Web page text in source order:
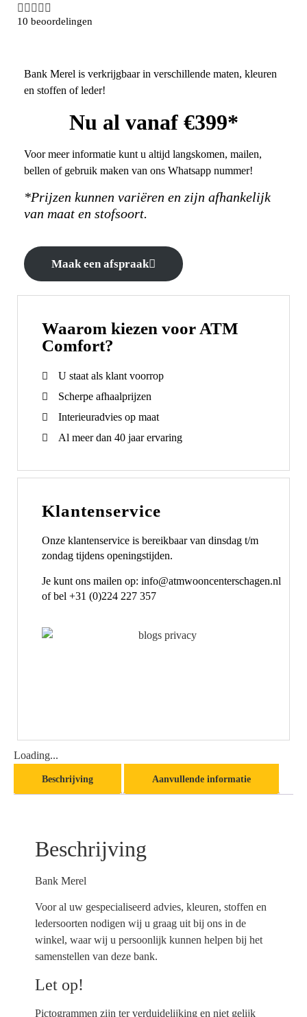
    
10 beoordelingen
Bank Merel is verkrijgbaar in verschillende maten, kleuren
en stoffen of leder!
Nu al vanaf €399*
Voor meer informatie kunt u altijd langskomen, mailen,
bellen of gebruik maken van ons Whatsapp nummer!
*Prijzen kunnen variëren en zijn afhankelijk
van maat en stofsoort.
Maak een afspraak
Waarom kiezen voor ATM
Comfort?
U staat als klant voorrop
Scherpe afhaalprijzen
Interieuradvies op maat
Al meer dan 40 jaar ervaring
Klantenservice
Onze klantenservice is bereikbaar van dinsdag t/m
zondag tijdens openingstijden.
Je kunt ons mailen op: info@atmwooncenterschagen.nl
of bel +31 (0)224 227 357
Loading...
Beschrijving Aanvullende informatie
Beschrijving
Bank Merel
Voor al uw gespecialiseerd advies, kleuren, stoffen en
ledersoorten nodigen wij u graag uit bij ons in de
winkel, waar wij u persoonlijk kunnen helpen bij het
samenstellen van deze bank.
Let op!
Pictogrammen zijn ter verduidelijking en niet gelijk